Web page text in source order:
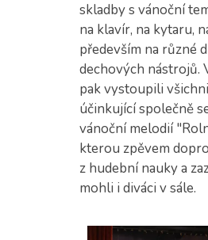
skladby s vánoční
na klavír, na kytaru,
především na různé
dechových nástrojů.
pak vystoupili všichni
účinkující společně
vánoční melodií
kterou zpěvem
z hudební nauky a
mohli i diváci v sále.